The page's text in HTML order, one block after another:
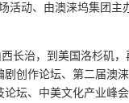
活动、由澳涞坞集团
长治，到美国洛杉矶
创作论坛、第二届澳
坛、中美文化产业峰